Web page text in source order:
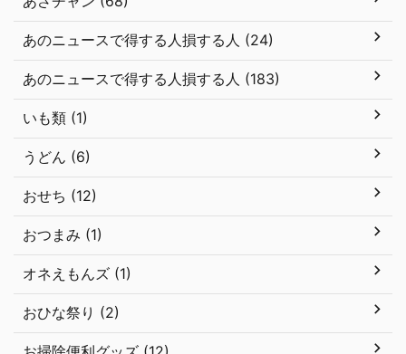
あのニュースで得する人損する人 (24)
あのニュースで得する人損する人 (183)
いも類 (1)
うどん (6)
おせち (12)
おつまみ (1)
オネえもんズ (1)
おひな祭り (2)